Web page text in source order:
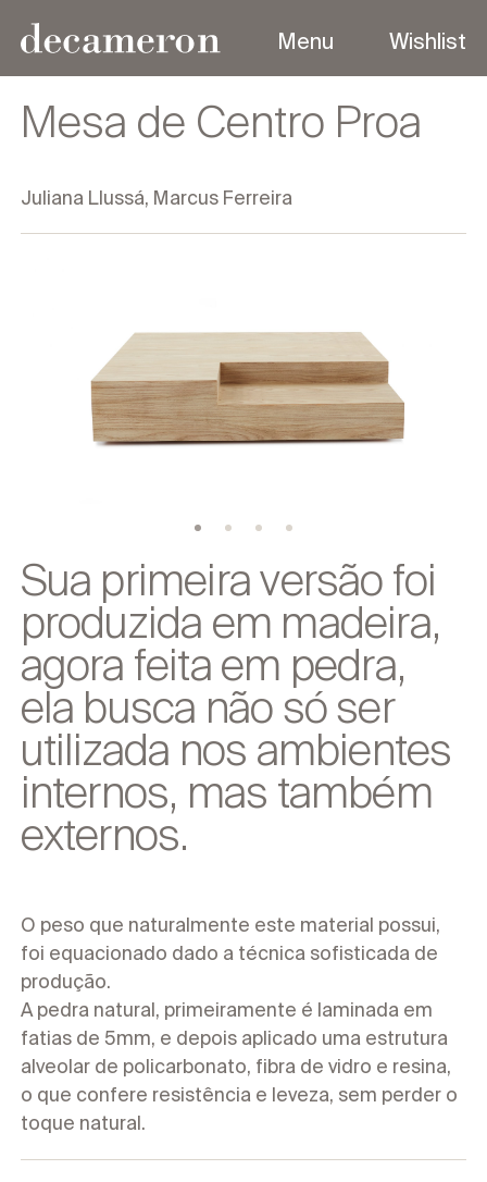
Menu Wishlist
Menu
Designers
Contato
Mesa de Centro Proa
Juliana Llussá, Marcus Ferreira
Sua primeira versão foi
produzida em madeira,
agora feita em pedra,
ela busca não só ser
utilizada nos ambientes
internos, mas também
externos.
O peso que naturalmente este material possui,
foi equacionado dado a técnica sofisticada de
produção.
A pedra natural, primeiramente é laminada em
fatias de 5mm, e depois aplicado uma estrutura
alveolar de policarbonato, fibra de vidro e resina,
o que confere resistência e leveza, sem perder o
toque natural.